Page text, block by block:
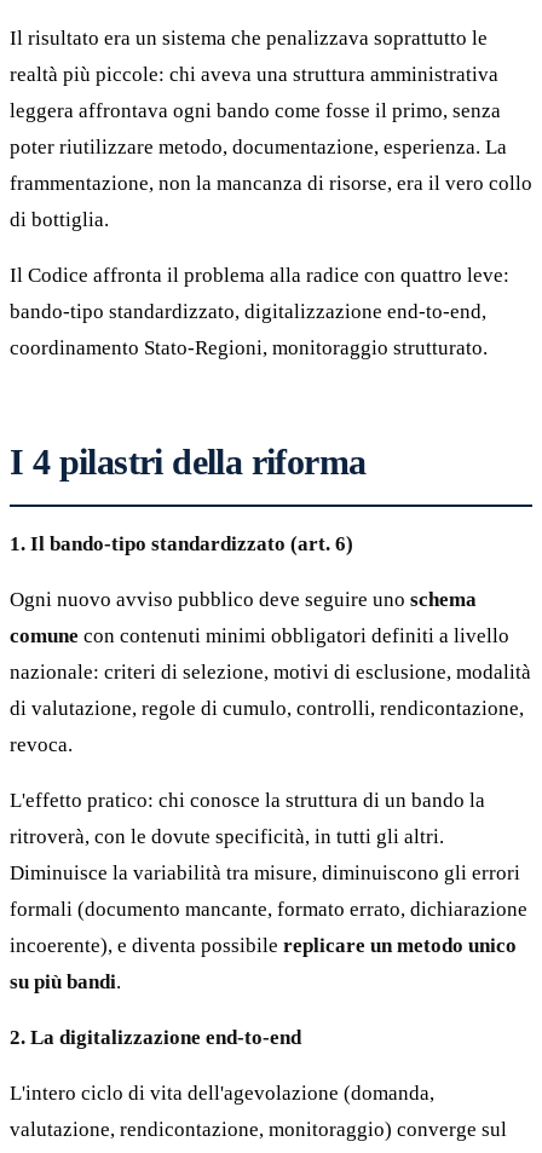
Il risultato era un sistema che penalizzava soprattutto le
realtà più piccole: chi aveva una struttura amministrativa
leggera affrontava ogni bando come fosse il primo, senza
poter riutilizzare metodo, documentazione, esperienza. La
frammentazione, non la mancanza di risorse, era il vero collo
di bottiglia.
Il Codice affronta il problema alla radice con quattro leve:
bando-tipo standardizzato, digitalizzazione end-to-end,
coordinamento Stato-Regioni, monitoraggio strutturato.
I 4 pilastri della riforma
1. Il bando-tipo standardizzato (art. 6)
Ogni nuovo avviso pubblico deve seguire uno schema
comune con contenuti minimi obbligatori definiti a livello
nazionale: criteri di selezione, motivi di esclusione, modalità
di valutazione, regole di cumulo, controlli, rendicontazione,
revoca.
L'effetto pratico: chi conosce la struttura di un bando la
ritroverà, con le dovute specificità, in tutti gli altri.
Diminuisce la variabilità tra misure, diminuiscono gli errori
formali (documento mancante, formato errato, dichiarazione
incoerente), e diventa possibile replicare un metodo unico
su più bandi.
2. La digitalizzazione end-to-end
L'intero ciclo di vita dell'agevolazione (domanda,
valutazione, rendicontazione, monitoraggio) converge sul